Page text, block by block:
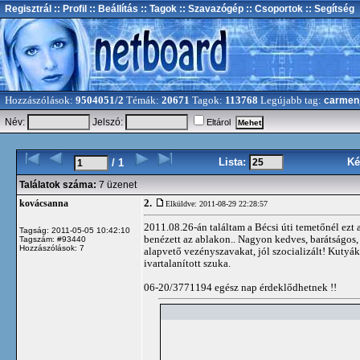
Regisztrál :: Profil :: Beállítás :: Tagok :: Szavazógép :: Csoportok :: Segítség
Hozzászólások: 9504051/2 Témák: 20671 Tagok: 113768 Legújabb tag:
Név:
Jelszó: Eltárol
/ 1 Lista:
Találatok száma: 7 üzenet
kovácsanna
Tagság: 2011-05-05 10:42:10
Tagszám: #93440
Hozzászólások: 7
2. Elküldve: 2011-08-29 22:28:57
2011.08.26-án találtam a Bécsi úti temetőnél ezt
benézett az ablakon.. Nagyon kedves,
alapvető vezényszavakat, jól szocializált!
ivartalanított szuka.
06-20/3771194 egész nap érdeklődhetnek !!